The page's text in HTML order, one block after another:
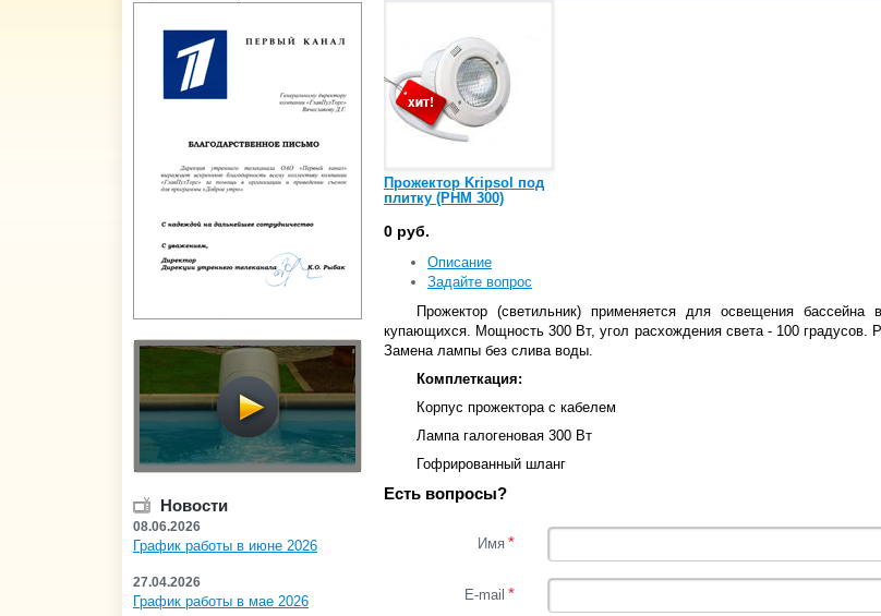
Новости
08.06.2026
График работы в июне 2026
27.04.2026
График работы в мае 2026
Прожектор Kripsol под
плитку (PHM 300)
0 руб.
Описание
Задайте вопрос
Прожектор (светильник) применяется для освещения
купающихся. Мощность 300 Вт, угол расхождения света - 100 градусов.
Замена лампы без слива воды.
Комплеткация:
Корпус прожектора с кабелем
Лампа галогеновая 300 Вт
Гофрированный шланг
Есть вопросы?
Имя *
E-mail *